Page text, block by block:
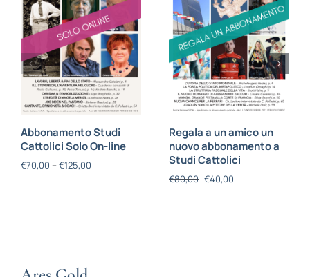
Abbonamento Studi
Cattolici Solo On-line
€70,00 – €125,00
Regala a un amico un
nuovo abbonamento a
Studi Cattolici
€80,00 €40,00